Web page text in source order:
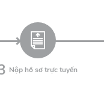
Nộp hồ sơ trực tuyến